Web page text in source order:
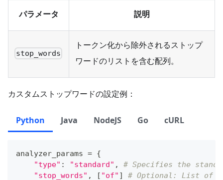
パラメータ 説明
stop_words
トークン化から除外されるストップ
ワードのリストを含む配列。
カスタムストップワードの設定例：
Python Java NodeJS Go cURL
analyzer_params = {
"type" : "standard" ,
# Specifies the
"stop_words" , [ "of" ]
# Optional: List of